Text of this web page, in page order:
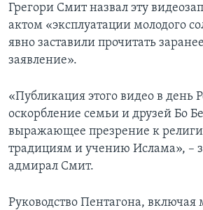
Грегори Смит назвал эту
актом «эксплуатации молодого
явно заставили прочитать
заявление».
«Публикация этого видео в день
оскорбление семьи и друзей Бо
выражающее презрение к
традициям и учению Ислама», –
адмирал Смит.
Руководство Пентагона, включая